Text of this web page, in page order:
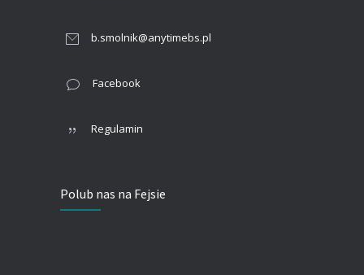
b.smolnik@anytimebs.pl
Facebook
Regulamin
Polub nas na Fejsie